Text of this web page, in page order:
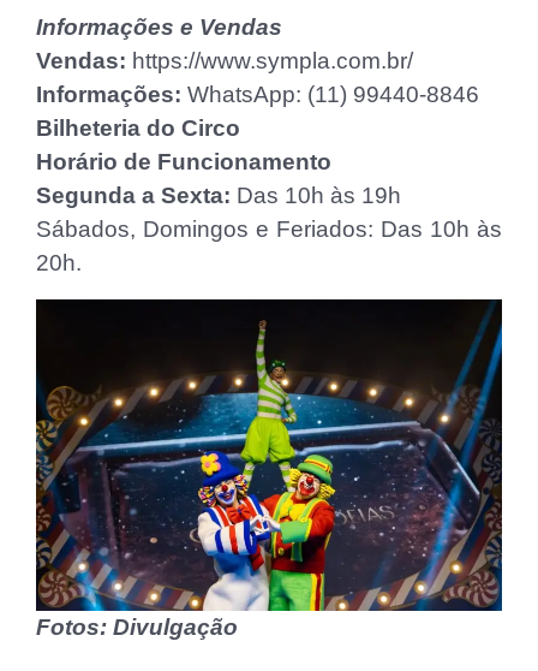
Informações e Vendas
Vendas: https://www.sympla.com.br/
Informações: WhatsApp: (11) 99440-8846
Bilheteria do Circo
Horário de Funcionamento
Segunda a Sexta: Das 10h às 19h
Sábados, Domingos e Feriados: Das 10h às
20h.
Fotos: Divulgação